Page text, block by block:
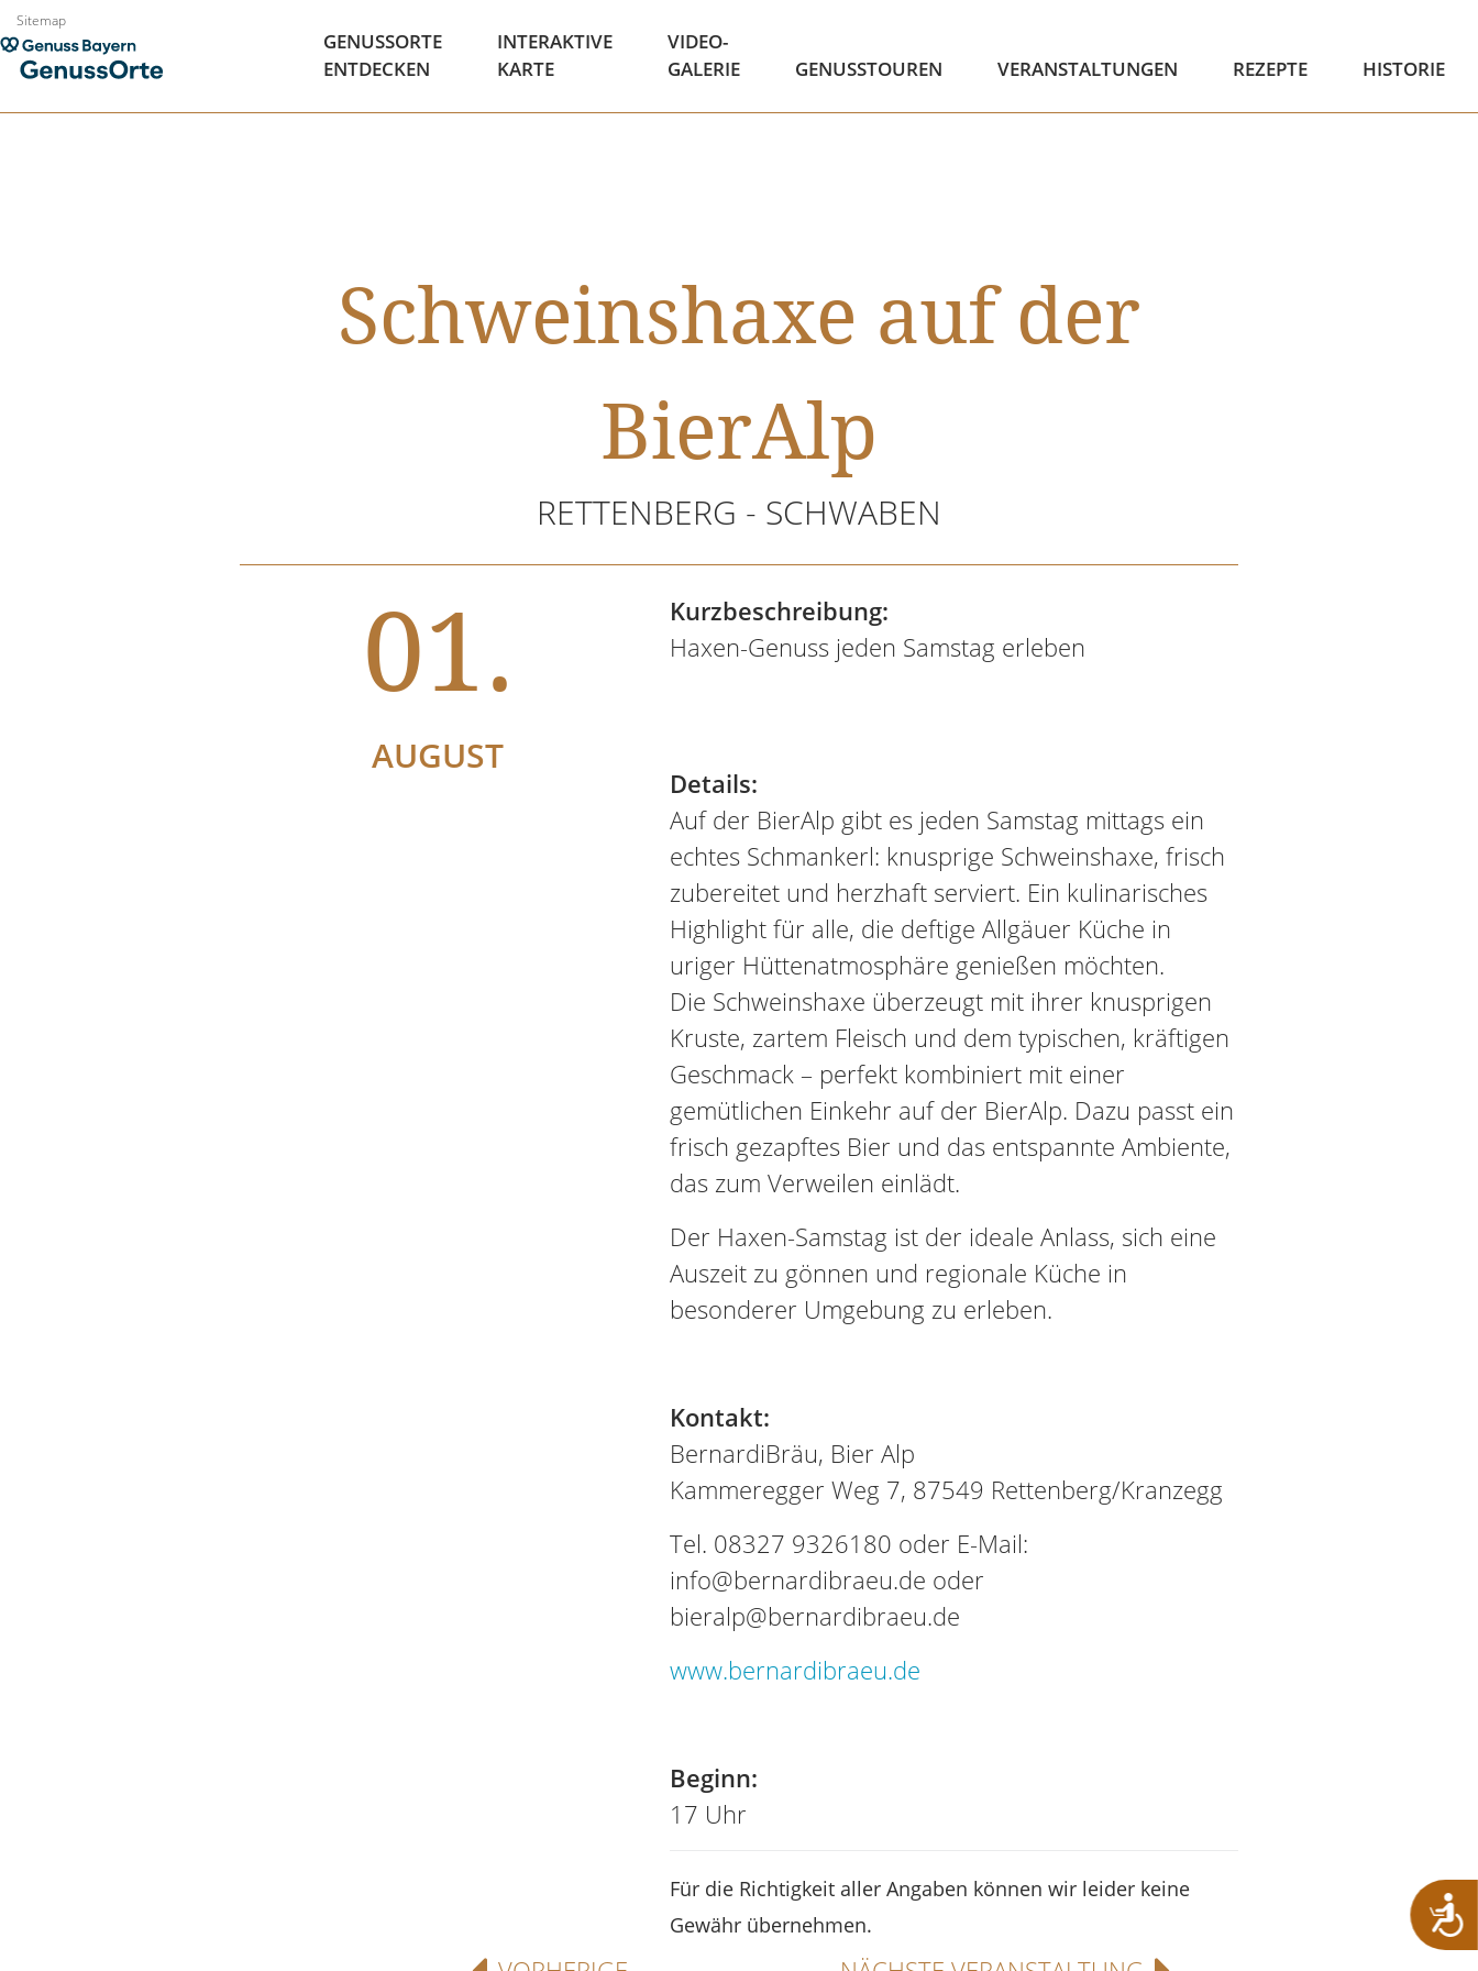
Zum
Inhalt
springen
Sitemap
GENUSSORTE
ENTDECKEN
INTERAKTIVE
KARTE
VIDEO-
GALERIE
GENUSSTOUREN VERANSTALTUNGEN REZEPTE HISTORIE
Schweinshaxe auf der
BierAlp
RETTENBERG - SCHWABEN
01.
AUGUST
Kurzbeschreibung:
Haxen-Genuss jeden Samstag erleben
Details:
Auf der BierAlp gibt es jeden Samstag mittags ein
echtes Schmankerl: knusprige Schweinshaxe, frisch
zubereitet und herzhaft serviert. Ein kulinarisches
Highlight für alle, die deftige Allgäuer Küche in
uriger Hüttenatmosphäre genießen möchten.
Die Schweinshaxe überzeugt mit ihrer knusprigen
Kruste, zartem Fleisch und dem typischen, kräftigen
Geschmack – perfekt kombiniert mit einer
gemütlichen Einkehr auf der BierAlp. Dazu passt ein
frisch gezapftes Bier und das entspannte Ambiente,
das zum Verweilen einlädt.
Der Haxen-Samstag ist der ideale Anlass, sich eine
Auszeit zu gönnen und regionale Küche in
besonderer Umgebung zu erleben.
Kontakt:
BernardiBräu, Bier Alp
Kammeregger Weg 7, 87549 Rettenberg/Kranzegg
Tel. 08327 9326180 oder E-Mail:
info@bernardibraeu.de oder
bieralp@bernardibraeu.de
www.bernardibraeu.de
Beginn:
17 Uhr
Für die Richtigkeit aller Angaben können wir leider keine
Gewähr übernehmen.